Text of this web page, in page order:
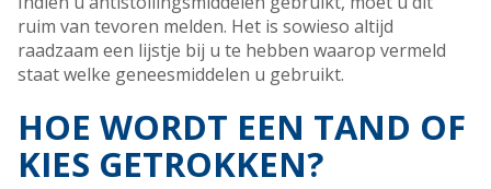
ruim van tevoren melden. Het is sowieso altijd
raadzaam een lijstje bij u te hebben waarop vermeld
staat welke geneesmiddelen u gebruikt.
HOE WORDT EEN TAND OF
KIES GETROKKEN?